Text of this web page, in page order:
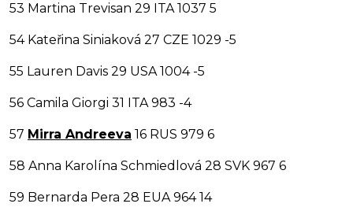
53 Martina Trevisan 29 ITA 1037 5
54 Kateřina Siniaková 27 CZE 1029 -5
55 Lauren Davis 29 USA 1004 -5
56 Camila Giorgi 31 ITA 983 -4
57 Mirra Andreeva 16 RUS 979 6
58 Anna Karolína Schmiedlová 28 SVK 967 6
59 Bernarda Pera 28 EUA 964 14